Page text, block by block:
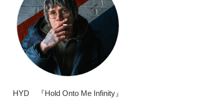
HYD 『Hold Onto Me Infinity』